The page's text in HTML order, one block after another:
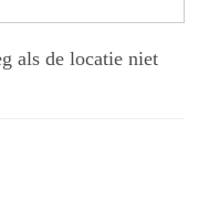
als de locatie niet